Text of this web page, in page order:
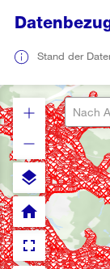
Stand der
layers
fullscreen
home